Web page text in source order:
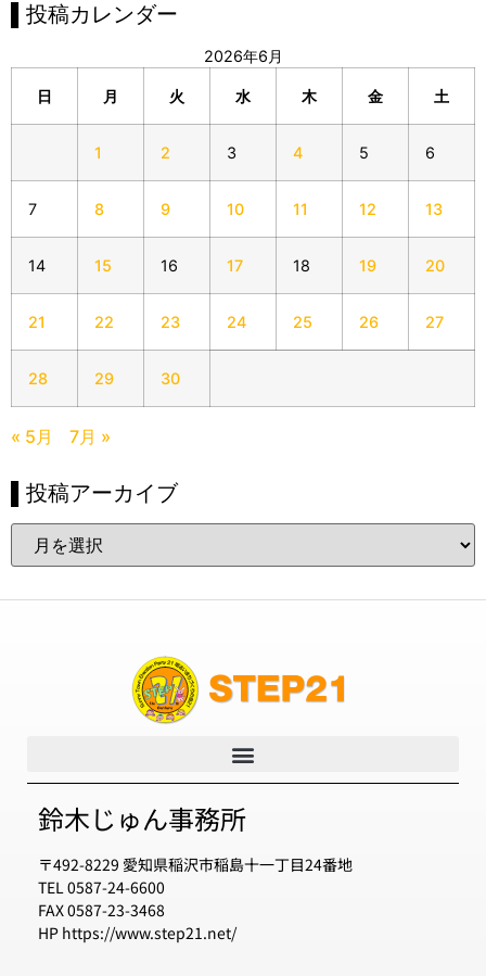
▌投稿カレンダー
2026年6月
日 月 火 水 木 金 土
1 2 3 4 5 6
7 8 9 10 11 12 13
14 15 16 17 18 19 20
21 22 23 24 25 26 27
28 29 30
« 5月 7月 »
▌投稿アーカイブ
鈴木じゅん事務所
〒492-8229 愛知県稲沢市稲島十一丁目24番地
TEL 0587-24-6600
FAX 0587-23-3468
HP https://www.step21.net/